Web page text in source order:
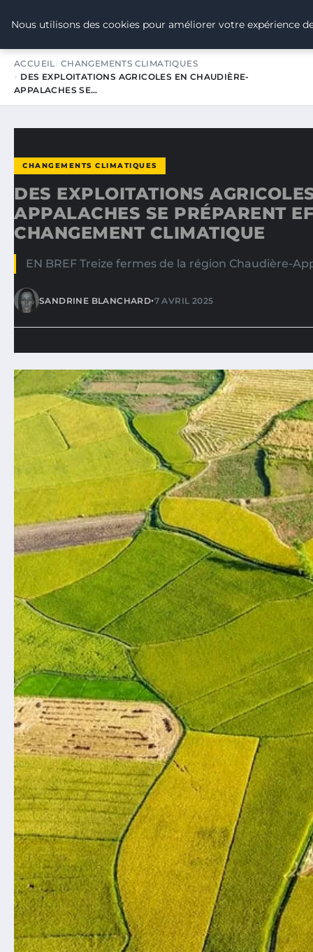
TOUR DE FRANCE POUR LE
ACCUEIL CHANGEMENTS CLIMATIQUES
DES EXPLOITATIONS AGRICOLES EN CHAUDIÈRE-
APPALACHES SE…
CHANGEMENTS CLIMATIQUES
DES EXPLOITATIONS
APPALACHES SE PRÉPARENT
CHANGEMENT CLIMATIQUE
EN BREF Treize fermes de la région Chaudière-
SANDRINE BLANCHARD•7 AVRIL 2025
Nous utilisons des cookies pour améliorer votre expérience